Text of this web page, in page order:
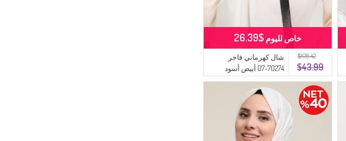
$108.42
$43.99
شال كهرماني فاخر
70274-07 أبيض أسود
خاص لليوم $26.39